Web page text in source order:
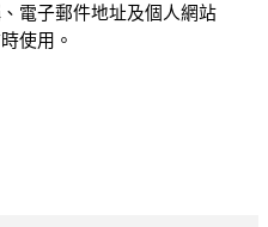
電子郵件地址及個人網站
使用。